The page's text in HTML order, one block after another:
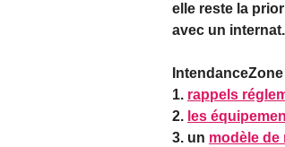
elle reste la
avec un internat.
1. rappels
2. les
3. un modèle de